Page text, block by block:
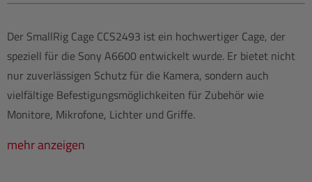
Der SmallRig Cage CCS2493 ist ein hochwertiger Cage, der
speziell für die Sony A6600 entwickelt wurde. Er bietet nicht
nur zuverlässigen Schutz für die Kamera, sondern auch
vielfältige Befestigungsmöglichkeiten für Zubehör wie
Monitore, Mikrofone, Lichter und Griffe.
mehr anzeigen